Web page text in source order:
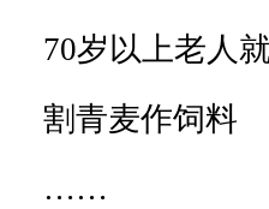
70岁以上老人
割青麦作饲料
……